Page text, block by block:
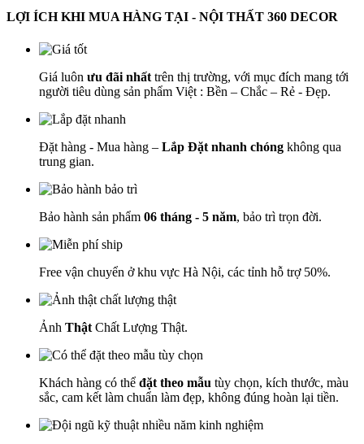
LỢI ÍCH KHI MUA HÀNG TẠI - NỘI THẤT 360 DECOR
Giá luôn ưu đãi nhất trên thị trường, với mục đích mang tới
người tiêu dùng sản phẩm Việt : Bền – Chắc – Rẻ - Đẹp.
Đặt hàng - Mua hàng – Lắp Đặt nhanh chóng không qua
trung gian.
Bảo hành sản phẩm 06 tháng - 5 năm, bảo trì trọn đời.
Free vận chuyển ở khu vực Hà Nội, các tỉnh hỗ trợ 50%.
Ảnh Thật Chất Lượng Thật.
Khách hàng có thể đặt theo mẫu tùy chọn, kích thước, màu
sắc, cam kết làm chuẩn làm đẹp, không đúng hoàn lại tiền.